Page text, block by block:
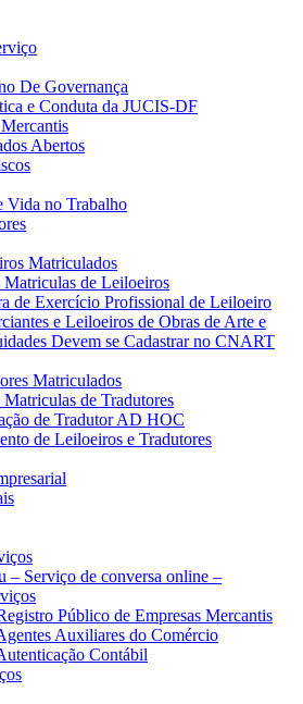
De Governança
e Conduta da JUCIS-DF
Abertos
Vida no Trabalho
Matriculados
Matriculas de Leiloeiros
de Exercício Profissional de Leiloeiro
e Leiloeiros de Obras de Arte e
Devem se Cadastrar no CNART
Matriculados
de Tradutores
de Tradutor AD HOC
de Leiloeiros e Tradutores
– Serviço de conversa online –
Público de Empresas Mercantis
Auxiliares do Comércio
Contábil